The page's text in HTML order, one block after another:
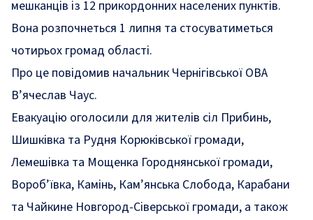
мешканців із 12 прикордонних населених пунктів.
Вона розпочнеться 1 липня та стосуватиметься
чотирьох громад області.
Про це повідомив начальник Чернігівської ОВА
В’ячеслав Чаус.
Евакуацію оголосили для жителів сіл Прибинь,
Шишківка та Рудня Корюківської громади,
Лемешівка та Мощенка Городнянської громади,
Вороб’ївка, Камінь, Кам’янська Слобода, Карабани
та Чайкине Новгород-Сіверської громади, а також